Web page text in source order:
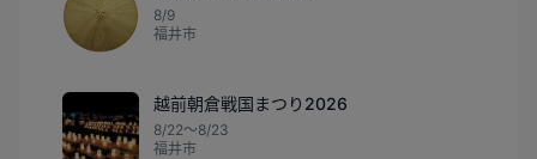
8/9
福井市
越前朝倉戦国まつり2026
8/22〜8/23
福井市